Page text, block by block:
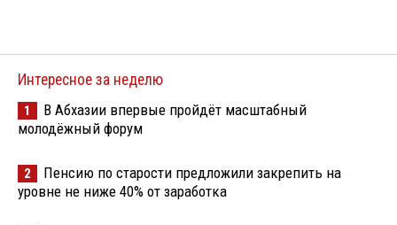
Интересное за неделю
1
В Абхазии впервые пройдёт масштабный
молодёжный форум
2
Пенсию по старости предложили закрепить на
уровне не ниже 40% от заработка